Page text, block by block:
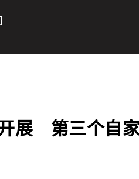
开展 第三个自